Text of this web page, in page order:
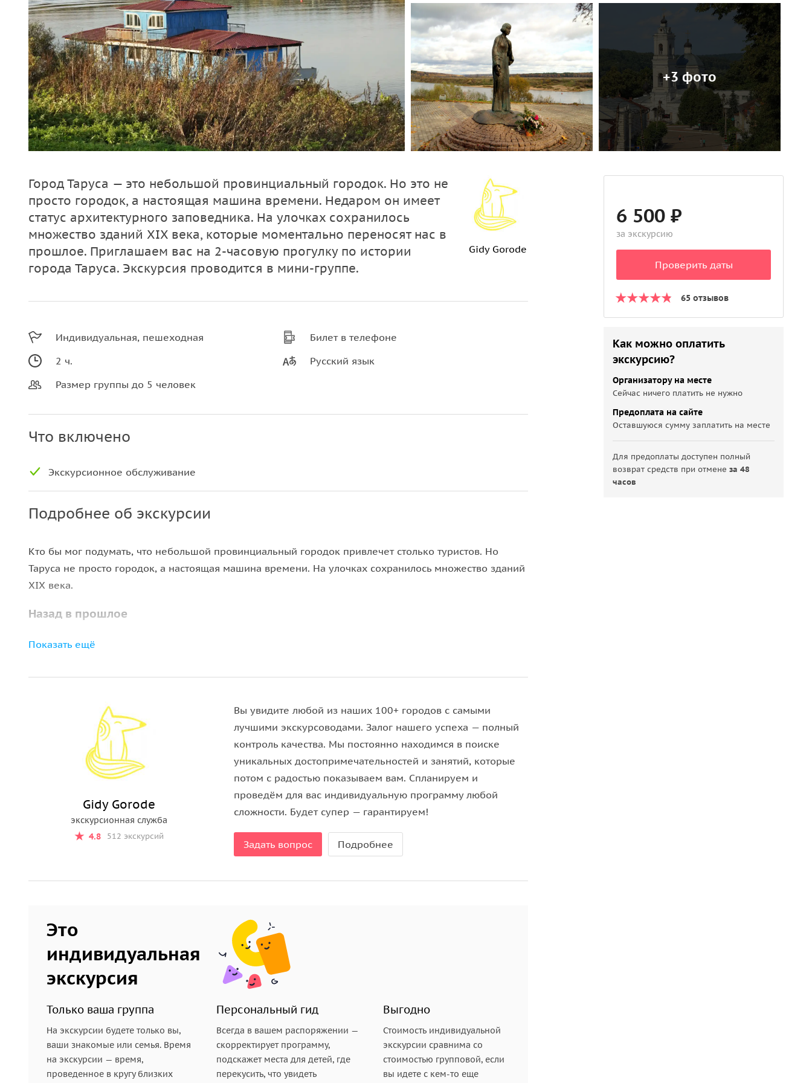
+3 фото
Город Таруса — это небольшой провинциальный городок. Но это не
просто городок, а настоящая машина времени. Недаром он имеет
статус архитектурного заповедника. На улочках сохранилось
множество зданий XIX века, которые моментально переносят нас в
прошлое. Приглашаем вас на 2-часовую прогулку по истории
города Таруса. Экскурсия проводится в мини-группе.
Gidy Gorode
Индивидуальная, пешеходная
2 ч.
Размер группы до 5 человек
Билет в телефоне
Русский язык
Что включено
Экскурсионное обслуживание
Подробнее об экскурсии
Кто бы мог подумать, что небольшой провинциальный городок привлечет столько туристов. Но
Таруса не просто городок, а настоящая машина времени. На улочках сохранилось множество зданий
XIX века.
Назад в прошлое
Наш маршрут пройдет по историческому центру города. Здесь вы увидите и Собор Павла и Петра, и
на город и его окрестности.
Далее мы прогуляемся по улочкам со зданиями XIX века и узнаем, как Тарусе удалось сохранить
исторический облик.
Также мы раскроем секрет города и попытаемся понять, чем привлекала Таруса творческих людей
прошлого. Еще век назад здесь творили Николай Заболоцкий, Белла Ахмадулина и Марина
Показать ещё
Gidy Gorode
экскурсионная служба
4.8
512 экскурсий
Вы увидите любой из наших 100+ городов с самыми
лучшими экскурсоводами. Залог нашего успеха — полный
контроль качества. Мы постоянно находимся в поиске
уникальных достопримечательностей и занятий, которые
потом с радостью показываем вам. Спланируем и
проведём для вас индивидуальную программу любой
сложности. Будет супер — гарантируем!
Задать вопрос Подробнее
Это
индивидуальная
экскурсия
Только ваша группа
На экскурсии будете только вы,
ваши знакомые или семья. Время
на экскурсии — время,
проведенное в кругу близких
Персональный гид
Всегда в вашем распоряжении —
скорректирует программу,
подскажет места для детей, где
перекусить, что увидеть
Выгодно
Стоимость индивидуальной
экскурсии сравнима со
стоимостью групповой, если
вы идете с кем-то еще
6 500 ₽
за экскурсию
Проверить даты
65 отзывов
Как можно оплатить
экскурсию?
Организатору на месте
Сейчас ничего платить не нужно
Предоплата на сайте
Оставшуюся сумму заплатить на месте
Для предоплаты доступен полный
возврат средств при отменеза 48
часов